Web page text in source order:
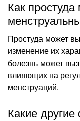
Как
Простуда может
изменение их
болезнь может
влияющих на
менструаций.
Какие